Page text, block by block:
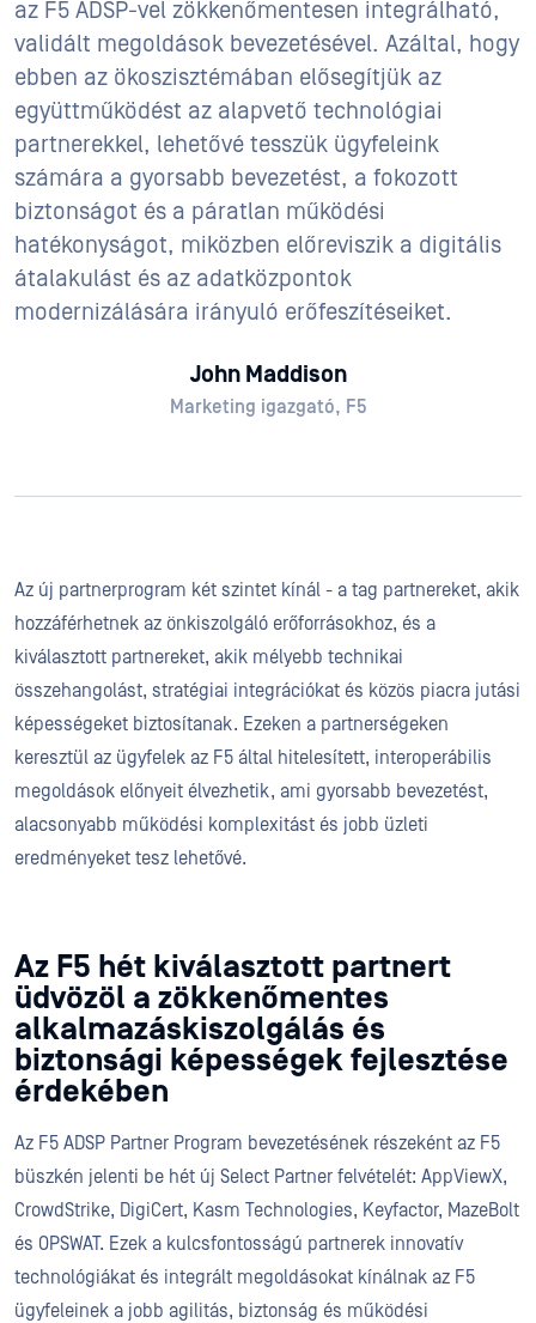
az F5 ADSP-vel zökkenőmentesen integrálható,
validált megoldások bevezetésével. Azáltal, hogy
ebben az ökoszisztémában elősegítjük az
együttműködést az alapvető technológiai
partnerekkel, lehetővé tesszük ügyfeleink
számára a gyorsabb bevezetést, a fokozott
biztonságot és a páratlan működési
hatékonyságot, miközben előreviszik a digitális
átalakulást és az adatközpontok
modernizálására irányuló erőfeszítéseiket.
John Maddison
Marketing igazgató, F5
Az új partnerprogram két szintet kínál - a tag partnereket, akik
hozzáférhetnek az önkiszolgáló erőforrásokhoz, és a
kiválasztott partnereket, akik mélyebb technikai
összehangolást, stratégiai integrációkat és közös piacra jutási
képességeket biztosítanak. Ezeken a partnerségeken
keresztül az ügyfelek az F5 által hitelesített, interoperábilis
megoldások előnyeit élvezhetik, ami gyorsabb bevezetést,
alacsonyabb működési komplexitást és jobb üzleti
eredményeket tesz lehetővé.
Az F5 hét kiválasztott partnert
üdvözöl a zökkenőmentes
alkalmazáskiszolgálás és
biztonsági képességek fejlesztése
érdekében
Az F5 ADSP Partner Program bevezetésének részeként az F5
büszkén jelenti be hét új Select Partner felvételét: AppViewX,
CrowdStrike, DigiCert, Kasm Technologies, Keyfactor, MazeBolt
és OPSWAT. Ezek a kulcsfontosságú partnerek innovatív
technológiákat és integrált megoldásokat kínálnak az F5
ügyfeleinek a jobb agilitás, biztonság és működési